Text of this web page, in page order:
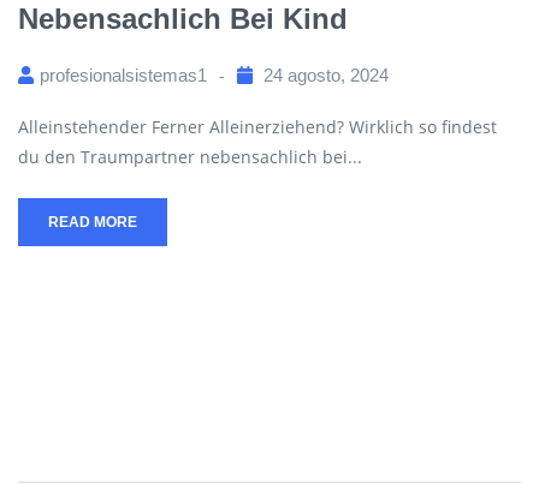
Nebensachlich Bei Kind
profesionalsistemas1 24 agosto, 2024
Alleinstehender Ferner Alleinerziehend? Wirklich so findest
du den Traumpartner nebensachlich bei...
READ MORE